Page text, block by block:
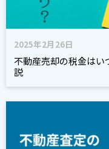
2025年2月26日
不動産売却の税金はい
説